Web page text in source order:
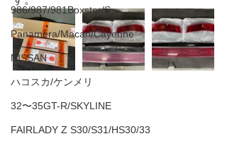
986/987/981Boxster/S
Panamera/Macan/Cayenne
NISSAN
ハコスカ/ケンメリ
32〜35GT-R/SKYLINE
FAIRLADY Z S30/S31/HS30/33